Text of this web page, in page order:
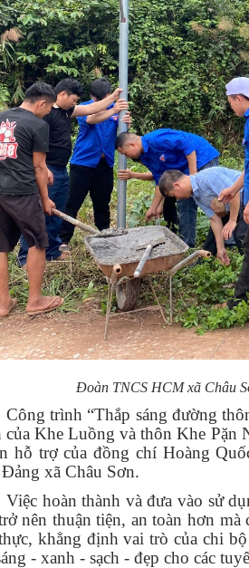
Đoàn TNCS HCM xã Châu
Công trình “Thắp sáng đường
của Khe Luồng và thôn Khe
hỗ trợ của đồng chí Hoàng
xã Châu Sơn.
Việc hoàn thành và đưa vào sử
nên thuận tiện, an toàn hơn
khẳng định vai trò của chi
- xanh - sạch - đẹp cho các